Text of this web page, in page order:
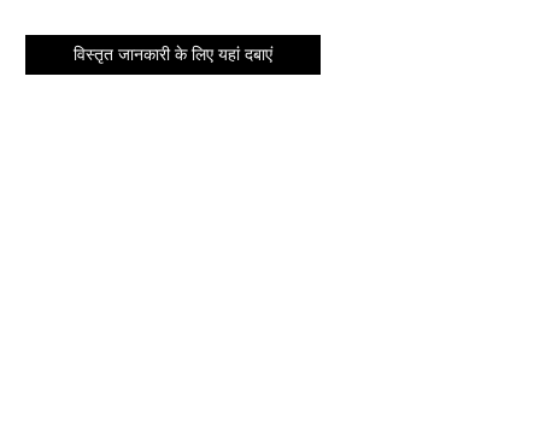
विस्तृत जानकारी के लिए यहां दबाएं